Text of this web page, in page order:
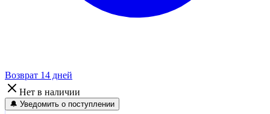
Возврат 14 дней
Нет в наличии
🔔 Уведомить о поступлении